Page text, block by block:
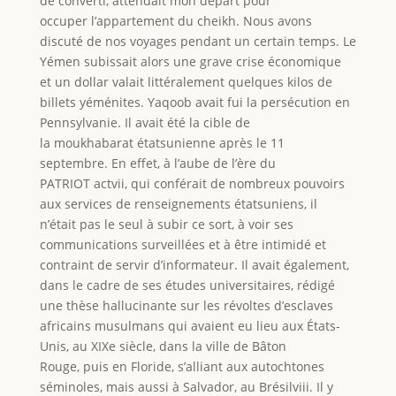
occuper l’appartement du cheikh. Nous avons
discuté de nos voyages pendant un certain temps. Le
Yémen subissait alors une grave crise économique
et un dollar valait littéralement quelques kilos de
billets yéménites. Yaqoob avait fui la persécution en
Pennsylvanie. Il avait été la cible de
la moukhabarat étatsunienne après le 11
septembre. En effet, à l’aube de l’ère du
PATRIOT actvii, qui conférait de nombreux pouvoirs
aux services de renseignements étatsuniens, il
n’était pas le seul à subir ce sort, à voir ses
communications surveillées et à être intimidé et
contraint de servir d’informateur. Il avait également,
dans le cadre de ses études universitaires, rédigé
une thèse hallucinante sur les révoltes d’esclaves
africains musulmans qui avaient eu lieu aux États-
Unis, au XIXe siècle, dans la ville de Bâton
Rouge, puis en Floride, s’alliant aux autochtones
séminoles, mais aussi à Salvador, au Brésilviii. Il y